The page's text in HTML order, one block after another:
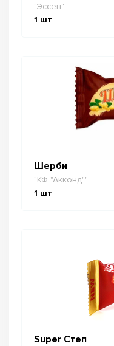
"Эссен"
1 шт
Шерби
"КФ "Акконд""
1 шт
Super Степ